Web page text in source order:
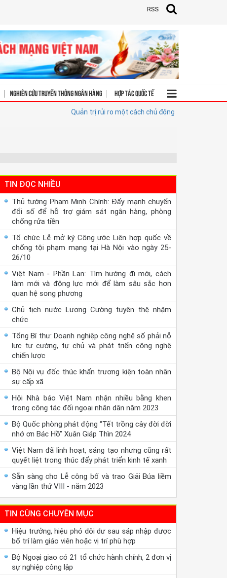
RSS
Nghiên cứu truyền thông ngân hàng Hợp tác quốc tế
Quản trị rủi ro một cách chủ động Khi báo chí trở
TIN ĐỌC NHIỀU
Thủ tướng Phạm Minh Chính: Đẩy mạnh chuyển
đổi số để hỗ trợ giám sát ngân hàng, phòng
chống rửa tiền
Tổ chức Lễ mở ký Công ước Liên hợp quốc về
chống tội phạm mạng tại Hà Nội vào ngày 25-
26/10
Việt Nam - Phần Lan: Tìm hướng đi mới, cách
làm mới và động lực mới để làm sâu sắc hơn
quan hệ song phương
Chủ tịch nước Lương Cường tuyên thệ nhậm
chức
Tổng Bí thư: Doanh nghiệp công nghệ số phải nỗ
lực tự cường, tự chủ và phát triển công nghệ
chiến lược
Bộ Nội vụ đốc thúc khẩn trương kiện toàn nhân
sự cấp xã
Hội Nhà báo Việt Nam nhận nhiều bằng khen
trong công tác đối ngoại nhân dân năm 2023
Bộ Quốc phòng phát động “Tết trồng cây đời đời
nhớ ơn Bác Hồ” Xuân Giáp Thìn 2024
Việt Nam đã linh hoạt, sáng tạo nhưng cũng rất
quyết liệt trong thúc đẩy phát triển kinh tế xanh
Sẵn sàng cho Lễ công bố và trao Giải Búa liềm
vàng lần thứ VIII - năm 2023
TIN CÙNG CHUYÊN MỤC
Hiệu trưởng, hiệu phó dôi dư sau sáp nhập được
bố trí làm giáo viên hoặc vị trí phù hợp
Bộ Ngoại giao có 21 tổ chức hành chính, 2 đơn vị
sự nghiệp công lập